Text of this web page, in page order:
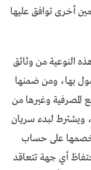
أخرى توافق عليها
النوعية من وثائق
بها، ومن ضمنها
المصرفية وغيرها من
ويشترط لبدء سريان
خصمها على حساب
أي جهة تتعاقد